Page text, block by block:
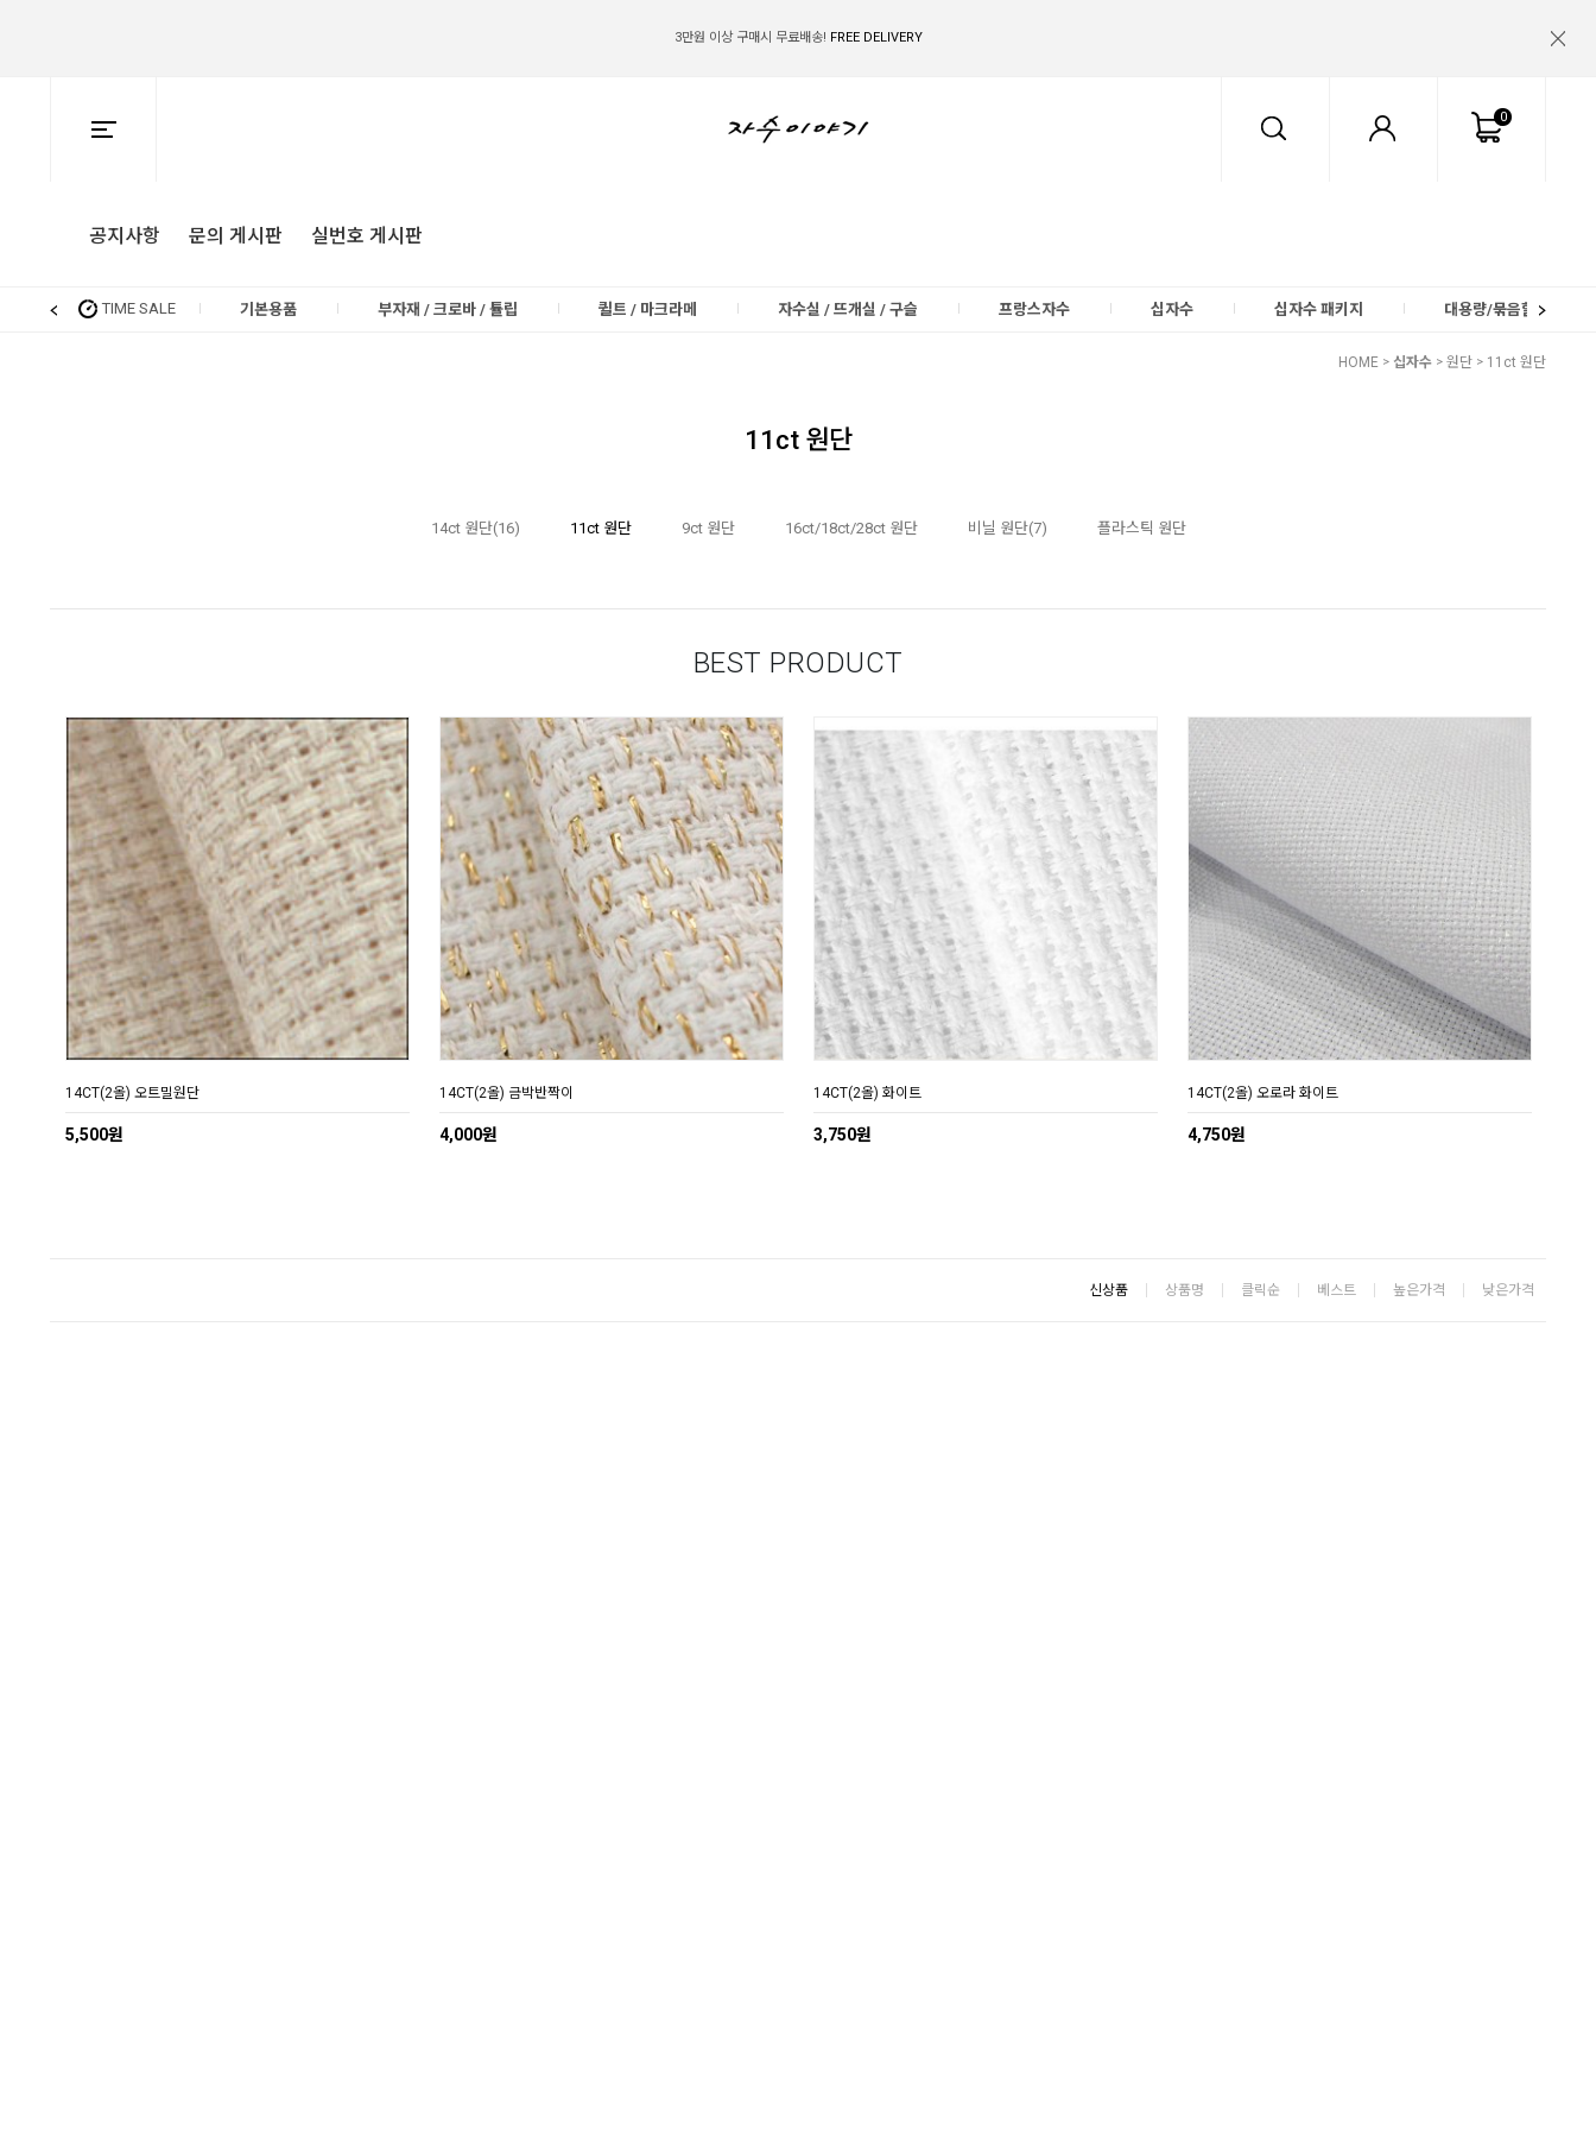
3만원 이상 구매시 무료배송! FREE DELIVERY
금액별 사은품 지급!
공지사항 문의 게시판 실번호 게시판
0
TIME SALE 기본용품 부자재 / 크로바 / 튤립 퀼트 / 마크라메 자수실 / 뜨개실 / 구슬 프랑스자수 십자수 십자수 패키지 대용량/묶음할인
HOME > 십자수 > 원단 > 11ct 원단
11ct 원단
14ct 원단(16) 11ct 원단 9ct 원단 16ct/18ct/28ct 원단 비닐 원단(7) 플라스틱 원단
BEST PRODUCT
14CT(2올) 오트밀원단
5,500원
14CT(2올) 금박반짝이
4,000원
14CT(2올) 화이트
3,750원
14CT(2올) 오로라 화이트
4,750원
신상품 상품명 클릭순 베스트 높은가격 낮은가격